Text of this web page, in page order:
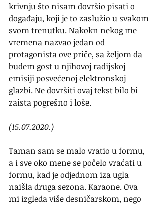
krivnju što nisam dovršio pisati o
događaju, koji je to zaslužio u svakom
svom trenutku. Nakokn nekog me
vremena nazvao jedan od
protagonista ove priče, sa željom da
budem gost u njihovoj radijskoj
emisiji posvećenoj elektronskoj
glazbi. Ne dovršiti ovaj tekst bilo bi
zaista pogrešno i loše.
(15.07.2020.)
Taman sam se malo vratio u formu,
a i sve oko mene se počelo vraćati u
formu, kad je odjednom iza ugla
naišla druga sezona. Karaone. Ova
mi izgleda više desničarskom, nego